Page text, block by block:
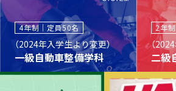
一級自動車整備学科
4年制｜定員50名
（2024年入学生より変更）
二級
2年
（